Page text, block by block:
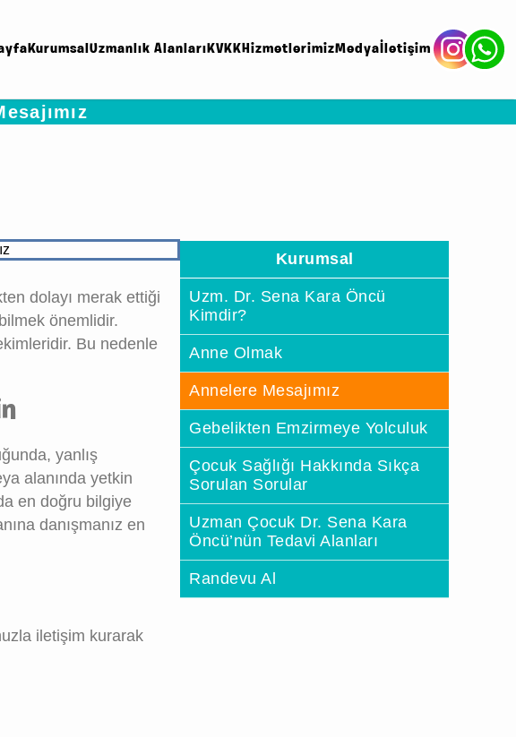
Kurumsal Uzmanlık AlanlarıKVKKHizmetlerimizMedya İletişim
dolayı merak ettiği
önemlidir.
Bu nedenle
yanlış
alanında yetkin
en doğru bilgiye
danışmanız en
iletişim kurarak
Kurumsal
Uzm. Dr. Sena Kara Öncü
Kimdir?
Anne Olmak
Annelere Mesajımız
Gebelikten Emzirmeye Yolculuk
Çocuk Sağlığı Hakkında Sıkça
Sorulan Sorular
Uzman Çocuk Dr. Sena Kara
Öncü’nün Tedavi Alanları
Randevu Al